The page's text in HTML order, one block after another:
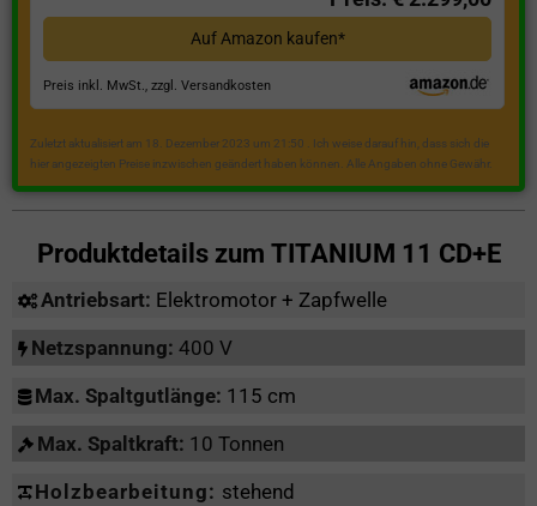
Auf Amazon kaufen*
Preis inkl. MwSt., zzgl. Versandkosten
Zuletzt aktualisiert am 18. Dezember 2023 um 21:50 . Ich weise darauf hin, dass sich die
hier angezeigten Preise inzwischen geändert haben können. Alle Angaben ohne Gewähr.
Produktdetails zum TITANIUM 11 CD+E
Antriebsart: Elektromotor + Zapfwelle
Netzspannung: 400 V
Max. Spaltgutlänge: 115 cm
Max. Spaltkraft: 10 Tonnen
Holzbearbeitung: stehend